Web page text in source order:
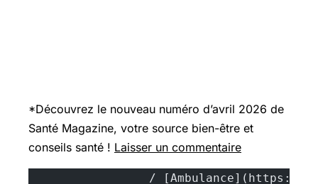
*Découvrez le nouveau numéro d’avril 2026 de
Santé Magazine, votre source bien-être et
conseils santé ! Laisser un commentaire